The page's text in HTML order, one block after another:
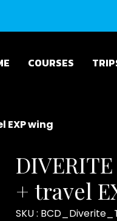
COURSES
EXP wing
+ travel
SKU :